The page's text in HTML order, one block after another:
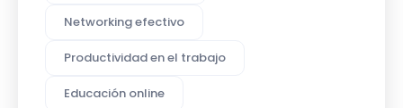
Networking efectivo
Productividad en el trabajo
Educación online